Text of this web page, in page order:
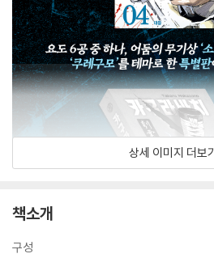
상세 이미지 더보기
책소개
구성